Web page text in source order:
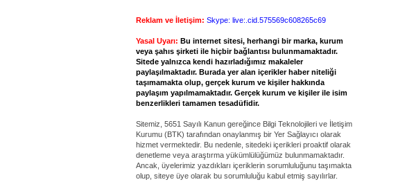
Reklam ve İletişim: Skype: live:.cid.575569c608265c69
Yasal Uyarı: Bu internet sitesi, herhangi bir marka, kurum
veya şahıs şirketi ile hiçbir bağlantısı bulunmamaktadır.
Sitede yalnızca kendi hazırladığımız makaleler
paylaşılmaktadır. Burada yer alan içerikler haber niteliği
taşımamakta olup, gerçek kurum ve kişiler hakkında
paylaşım yapılmamaktadır. Gerçek kurum ve kişiler ile isim
benzerlikleri tamamen tesadüfidir.
Sitemiz, 5651 Sayılı Kanun gereğince Bilgi Teknolojileri ve İletişim
Kurumu (BTK) tarafından onaylanmış bir Yer Sağlayıcı olarak
hizmet vermektedir. Bu nedenle, sitedeki içerikleri proaktif olarak
denetleme veya araştırma yükümlülüğümüz bulunmamaktadır.
Ancak, üyelerimiz yazdıkları içeriklerin sorumluluğunu taşımakta
olup, siteye üye olarak bu sorumluluğu kabul etmiş sayılırlar.